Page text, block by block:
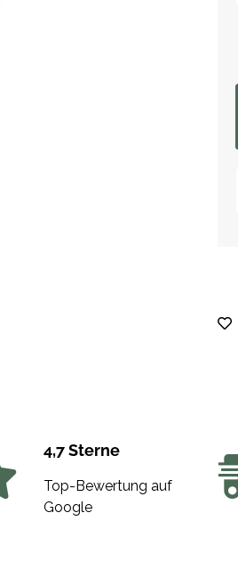
4,7 Sterne
Top-Bewertung auf
Google